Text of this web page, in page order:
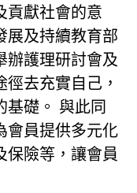
貢獻社會的意
展及持續教育部
辦護理研討會及
去充實自己，
基礎。 與此同
會員提供多元化
保險等，讓會員